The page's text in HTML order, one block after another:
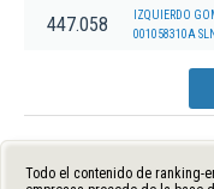
447.058
IZQUIERDO
001058310A
Todo el contenido de ranking-